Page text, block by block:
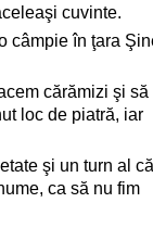
cuvinte.
câmpie în ţara
cărămizi şi să
loc de piatră, iar
şi un turn al
ca să nu fim